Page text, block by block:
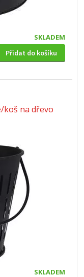
SKLADEM
Přidat do košíku
koš na dřevo
SKLADEM